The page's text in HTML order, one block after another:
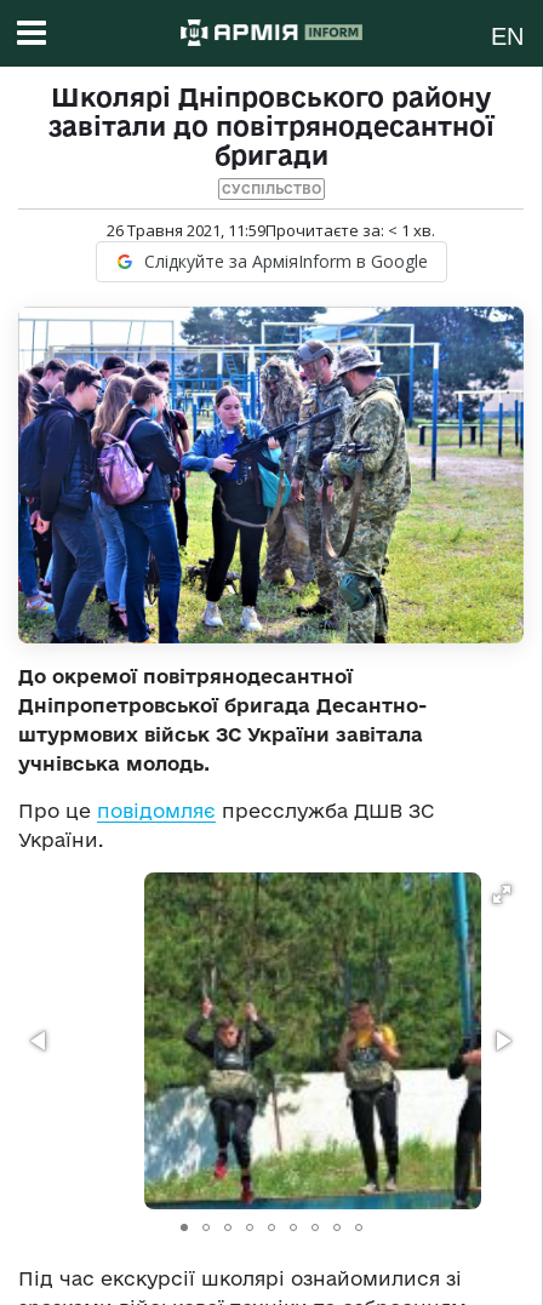
EN
Школярі Дніпровського району
завітали до повітрянодесантної
бригади
СУСПІЛЬСТВО
26 Травня 2021, 11:59Прочитаєте за: < 1 хв.
Слідкуйте за АрміяInform в Google
До окремої повітрянодесантної
Дніпропетровської бригада Десантно-
штурмових військ ЗС України завітала
учнівська молодь.
Про це повідомляє пресслужба ДШВ ЗС
України.
Під час екскурсії школярі ознайомилися зі